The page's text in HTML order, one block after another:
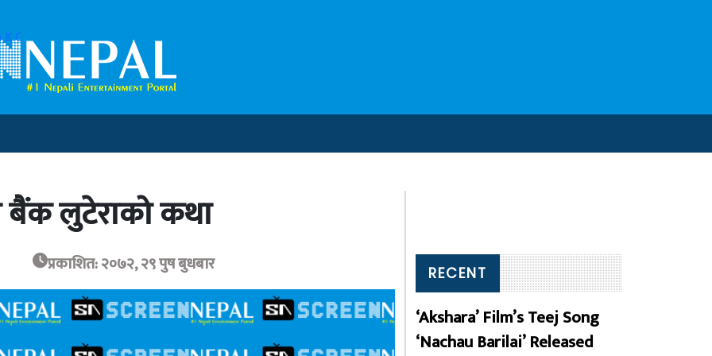
बैंक लुटेराको कथा
प्रकाशित: २०७२, २९ पुष बुधबार RECENT
‘Akshara’ Film’s Teej Song
‘Nachau Barilai’ Released